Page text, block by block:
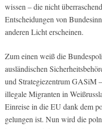
wissen – die nicht
Entscheidungen von
anderen Licht erscheinen.
Zum einen weiß die
ausländischen
und Strategiezentrum GASiM
illegale Migranten in
Einreise in die EU dank dem
gelungen ist. Nun wird die